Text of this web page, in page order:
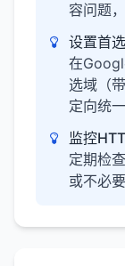
容问题
设置首
在
选域（
定向统
监控
定期检
或不必